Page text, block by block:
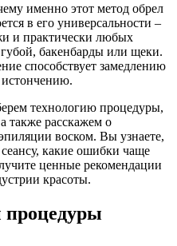
именно этот метод обрел
в его универсальности –
и практически любых
губой, бакенбарды или щеки.
способствует замедлению
истончению.
технологию процедуры,
также расскажем о
воском. Вы узнаете,
какие ошибки чаще
ценные рекомендации
красоты.
процедуры